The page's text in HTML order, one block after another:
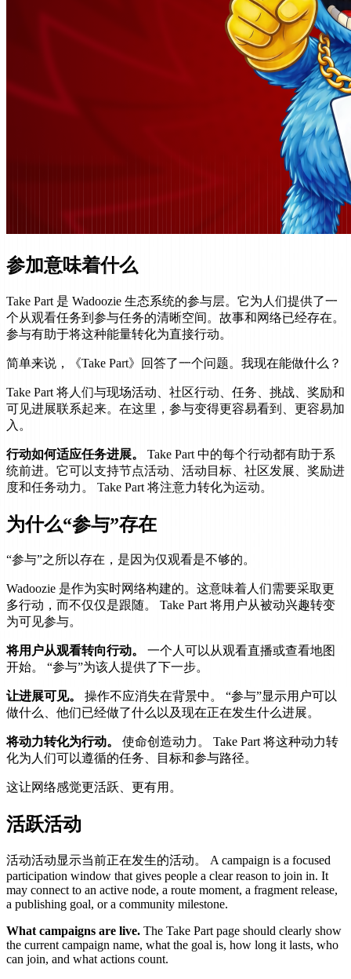
参加意味着什么
Take Part 是 Wadoozie 生态系统的参与层。它为人们提供了一
个从观看任务到参与任务的清晰空间。故事和网络已经存在。
参与有助于将这种能量转化为直接行动。
简单来说，《Take Part》回答了一个问题。我现在能做什么？
Take Part 将人们与现场活动、社区行动、任务、挑战、奖励和
可见进展联系起来。在这里，参与变得更容易看到、更容易加
入。
行动如何适应任务进展。
Take Part 中的每个行动都有助于系
统前进。它可以支持节点活动、活动目标、社区发展、奖励进
度和任务动力。 Take Part 将注意力转化为运动。
为什么“参与”存在
“参与”之所以存在，是因为仅观看是不够的。
Wadoozie 是作为实时网络构建的。这意味着人们需要采取更
多行动，而不仅仅是跟随。 Take Part 将用户从被动兴趣转变
为可见参与。
将用户从观看转向行动。
一个人可以从观看直播或查看地图
开始。 “参与”为该人提供了下一步。
让进展可见。
操作不应消失在背景中。 “参与”显示用户可以
做什么、他们已经做了什么以及现在正在发生什么进展。
将动力转化为行动。
使命创造动力。 Take Part 将这种动力转
化为人们可以遵循的任务、目标和参与路径。
这让网络感觉更活跃、更有用。
活跃活动
活动活动显示当前正在发生的活动。 A campaign is a focused
participation window that gives people a clear reason to join in. It
may connect to an active node, a route moment, a fragment release,
a publishing goal, or a community milestone.
What campaigns are live. The Take Part page should clearly show
the current campaign name, what the goal is, how long it lasts, who
can join, and what actions count.